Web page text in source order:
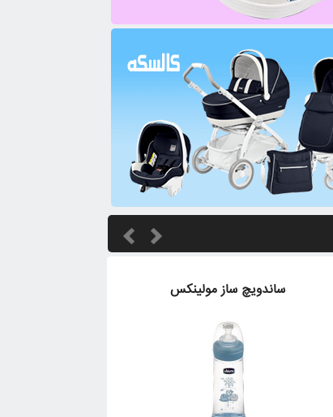
ساندویچ ساز مولینکس